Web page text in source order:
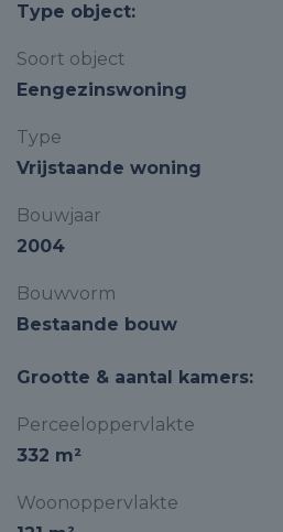
Type object:
Soort object
Eengezinswoning
Type
Vrijstaande woning
Bouwjaar
2004
Bouwvorm
Bestaande bouw
Grootte & aantal kamers:
Perceeloppervlakte
332 m²
Woonoppervlakte